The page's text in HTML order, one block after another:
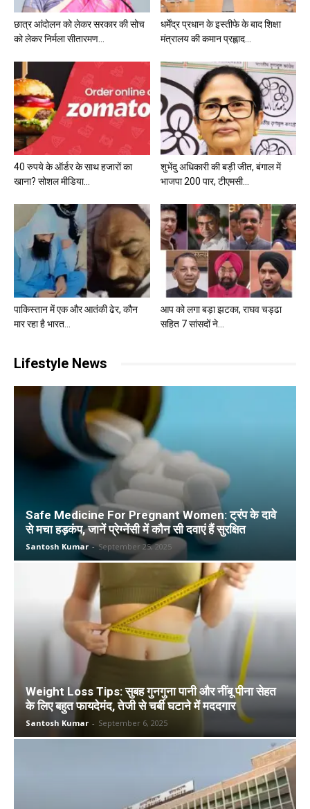
छात्र आंदोलन को लेकर सरकार की सोच
को लेकर निर्मला सीतारमण...
धर्मेंद्र प्रधान के इस्तीफे के बाद शिक्षा
मंत्रालय की कमान प्रह्लाद...
40 रुपये के ऑर्डर के साथ हजारों का
खाना? सोशल मीडिया...
शुभेंदु अधिकारी की बड़ी जीत, बंगाल में
भाजपा 200 पार, टीएमसी...
पाकिस्तान में एक और आतंकी ढेर, कौन
मार रहा है भारत...
आप को लगा बड़ा झटका, राघव चड्ढा
सहित 7 सांसदों ने...
Lifestyle News
Safe Medicine For Pregnant Women: ट्रंप के दावे
से मचा हड़कंप, जानें प्रेग्नेंसी में कौन सी दवाएं हैं सुरक्षित
Santosh Kumar - September 25, 2025
Weight Loss Tips: सुबह गुनगुना पानी और नींबू पीना सेहत
के लिए बहुत फायदेमंद, तेजी से चर्बी घटाने में मददगार
Santosh Kumar - September 6, 2025